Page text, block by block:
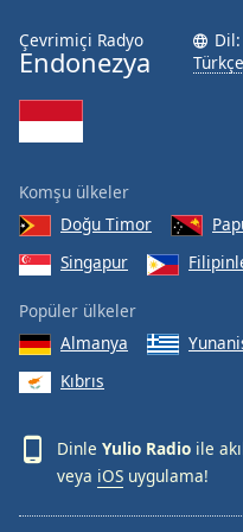
Opacity
Caption
Area
Color
Opacity
Font
Size
Text
Edge
Çevrimiçi Radyo
Endonezya
Dil:
Türkçe
Komşu ülkeler
Doğu Timor
Singapur
Popüler ülkeler
Almanya
Kıbrıs
Dinle Yulio Radio ile
veya iOS uygulama!